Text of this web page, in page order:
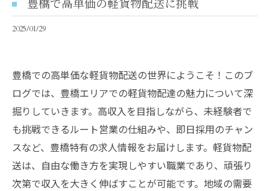
豊橋で高単価の軽貨物配送に挑戦
2025/01/29
豊橋での高単価な軽貨物配送の世界にようこそ！このブ
ログでは、豊橋エリアでの軽貨物配達の魅力について深
掘りしていきます。高収入を目指しながら、未経験者で
も挑戦できるルート営業の仕組みや、即日採用のチャン
スなど、豊橋特有の求人情報をお届けします。軽貨物配
送は、自由な働き方を実現しやすい職業であり、頑張り
次第で収入を大きく伸ばすことが可能です。地域の需要